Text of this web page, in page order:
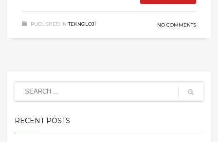
PUBLISHED IN TEKNOLOJI NO COMMENTS
RECENT POSTS